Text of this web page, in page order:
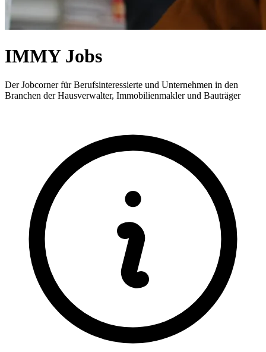
IMMY Jobs
Der Jobcorner für Berufsinteressierte und Unternehmen in den
Branchen der Hausverwalter, Immobilienmakler und Bauträger